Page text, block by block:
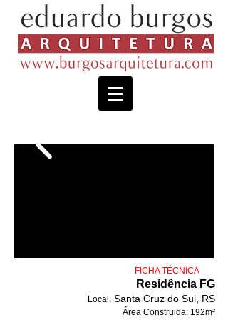
​ FICHA TÉCNICA
Residência FG
Local: Santa Cruz do Sul, RS
Área Construida: 192m²